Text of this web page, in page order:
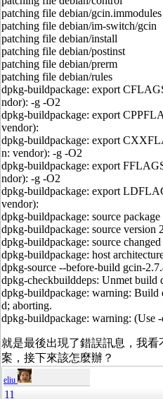
patching file debian/gcin.immodules
patching file debian/im-switch/gcin
patching file debian/install
patching file debian/postinst
patching file debian/prerm
patching file debian/rules
dpkg-buildpackage: export
ndor): -g -O2
dpkg-buildpackage: export
vendor):
dpkg-buildpackage: export
n: vendor): -g -O2
dpkg-buildpackage: export
ndor): -g -O2
dpkg-buildpackage: export
vendor):
dpkg-buildpackage: source
dpkg-buildpackage: source version
dpkg-buildpackage: source
dpkg-buildpackage: host
dpkg-source --before-build gcin-
dpkg-checkbuilddeps: Unmet build
dpkg-buildpackage: warning: Build
d; aborting.
dpkg-buildpackage: warning: (Use
就是最後出現了錯誤訊息，我
案，接下來該怎麼辦？
eliu
11